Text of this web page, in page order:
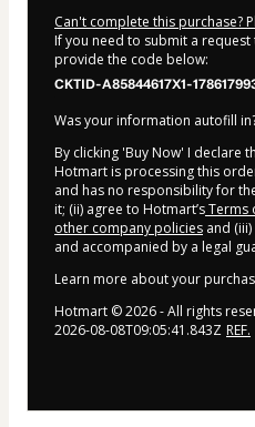
Can't complete this purchase?
If you need to submit a
provide the code below:
CKTID-A85844617X1-
Was your information autofill
By clicking 'Buy Now' I declare
Hotmart is processing this
and has no responsibility for
it; (ii) agree to Hotmart’sTerms
other company policies and
and accompanied by a legal
Learn more about your
Hotmart ©2026- All rights
2026-08-08T09:05:41.843Z REF.